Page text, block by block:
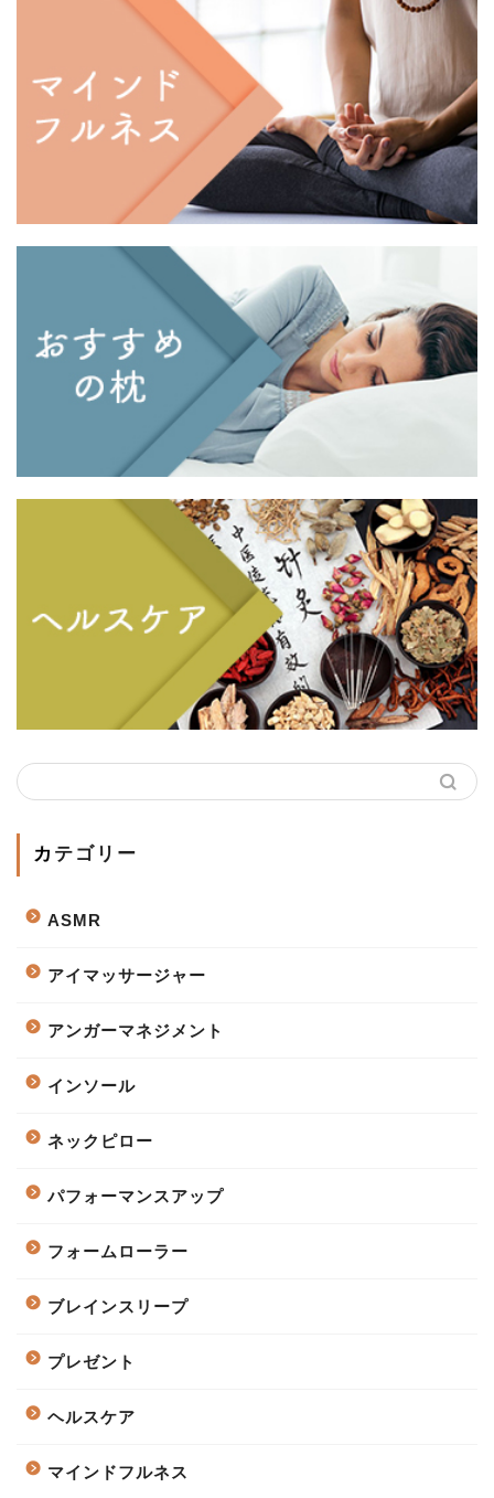
カテゴリー
ASMR
アイマッサージャー
アンガーマネジメント
インソール
ネックピロー
パフォーマンスアップ
フォームローラー
ブレインスリープ
プレゼント
ヘルスケア
マインドフルネス